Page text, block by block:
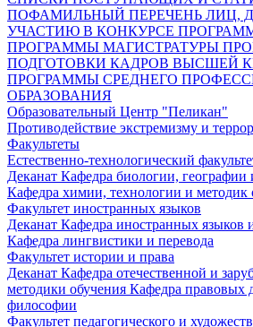
ПОФАМИЛЬНЫЙ ПЕРЕЧЕНЬ ЛИЦ,
УЧАСТИЮ В КОНКУРСЕ
ПРОГРАММЫ МАГИСТРАТУРЫ
ПОДГОТОВКИ КАДРОВ ВЫСШЕЙ
ПРОГРАММЫ СРЕДНЕГО
ОБРАЗОВАНИЯ
Образовательный Центр "Пеликан"
Противодействие экстремизму и
Факультеты
Естественно-технологический
Деканат Кафедра биологии, географии
Кафедра химии, технологии и методик
Факультет иностранных языков
Деканат Кафедра иностранных языков
Кафедра лингвистики и перевода
Факультет истории и права
Деканат Кафедра отечественной и
методики обучения Кафедра правовых
философии
Факультет педагогического и